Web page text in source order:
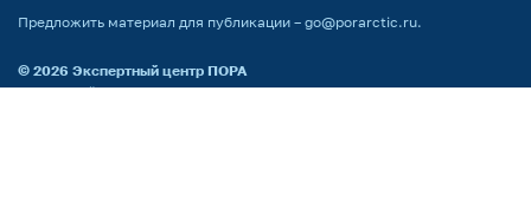
Предложить материал для публикации – go@porarctic.ru.
© 2026 Экспертный центр ПОРА
Проектный офис развития Арктики создан для поддержки проектов